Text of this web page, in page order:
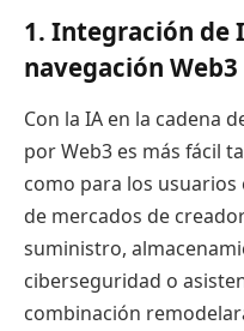
1. Integración de
navegación Web3
Con la IA en la cadena
por Web3 es más fácil
como para los
de mercados de
suministro,
ciberseguridad o
combinación